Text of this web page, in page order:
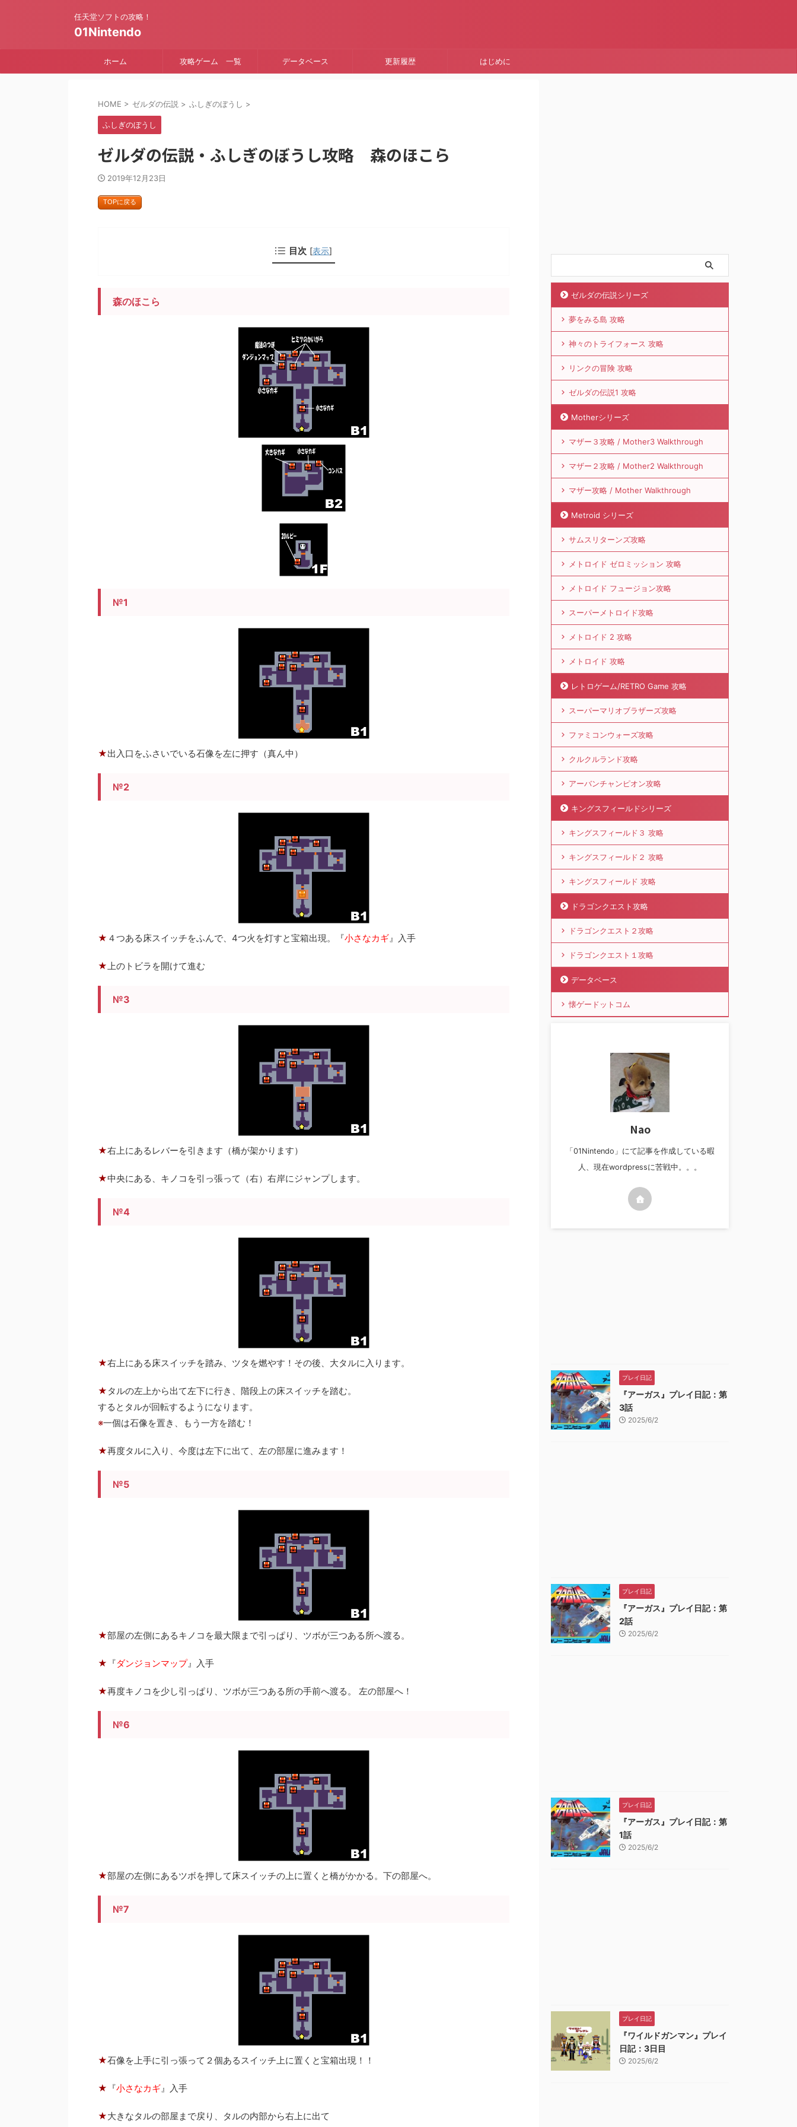
任天堂ソフトの攻略！
01Nintendo
ホーム 攻略ゲーム 一覧 データベース 更新履歴 はじめに
HOME > ゼルダの伝説 > ふしぎのぼうし >
ふしぎのぼうし
ゼルダの伝説・ふしぎのぼうし攻略 森のほこら
2019年12月23日
TOPに戻る
目次 [表示]
森のほこら
№1
★出入口をふさいでいる石像を左に押す（真ん中）
№2
★ ４つある床スイッチをふんで、4つ火を灯すと宝箱出現。『小さなカギ』入手
★上のトビラを開けて進む
№3
★右上にあるレバーを引きます（橋が架かります）
★中央にある、キノコを引っ張って（右）右岸にジャンプします。
№4
★右上にある床スイッチを踏み、ツタを燃やす！その後、大タルに入ります。
★ タルの左上から出て左下に行き、階段上の床スイッチを踏む。
するとタルが回転するようになります。
※一個は石像を置き、もう一方を踏む！
★再度タルに入り、今度は左下に出て、左の部屋に進みます！
№5
★部屋の左側にあるキノコを最大限まで引っぱり、ツボが三つある所へ渡る。
★ 『ダンジョンマップ』入手
★再度キノコを少し引っぱり、ツボが三つある所の手前へ渡る。 左の部屋へ！
№6
★部屋の左側にあるツボを押して床スイッチの上に置くと橋がかかる。下の部屋へ。
№7
★石像を上手に引っ張って２個あるスイッチ上に置くと宝箱出現！！
★ 『小さなカギ』入手
★大きなタルの部屋まで戻り、タルの内部から右上に出て
ゼルダの伝説シリーズ
夢をみる島 攻略
神々のトライフォース 攻略
リンクの冒険 攻略
ゼルダの伝説1 攻略
Motherシリーズ
マザー３攻略 / Mother3 Walkthrough
マザー２攻略 / Mother2 Walkthrough
マザー攻略 / Mother Walkthrough
Metroid シリーズ
サムスリターンズ攻略
メトロイド ゼロミッション 攻略
メトロイド フュージョン攻略
スーパーメトロイド攻略
メトロイド 2 攻略
メトロイド 攻略
レトロゲーム/RETRO Game 攻略
スーパーマリオブラザーズ攻略
ファミコンウォーズ攻略
クルクルランド攻略
アーバンチャンピオン攻略
キングスフィールドシリーズ
キングスフィールド３ 攻略
キングスフィールド２ 攻略
キングスフィールド 攻略
ドラゴンクエスト攻略
ドラゴンクエスト２攻略
ドラゴンクエスト１攻略
データベース
懐ゲードットコム
Nao
「01Nintendo」にて記事を作成している暇
人、現在wordpressに苦戦中。。。
プレイ日記
『アーガス』プレイ日記：第
3話
2025/6/2
プレイ日記
『アーガス』プレイ日記：第
2話
2025/6/2
プレイ日記
『アーガス』プレイ日記：第
1話
2025/6/2
プレイ日記
『ワイルドガンマン』プレイ
日記：3日目
2025/6/2